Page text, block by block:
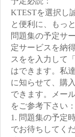
KTESTを選択し
と便利に、もっ
問題集の予定サ
定サービスを納
スをを入力して
はできます。私
に知らせて、購
できます。メー
をご参考下さい：
1. 問題集の予定
でお待ちしてく